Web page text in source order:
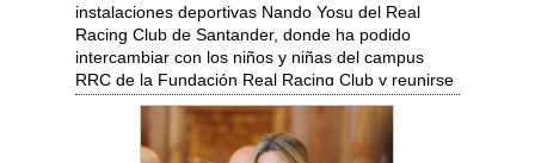
instalaciones deportivas Nando Yosu del Real
Racing Club de Santander, donde ha podido
intercambiar con los niños y niñas del campus
RRC de la Fundación Real Racing Club y reunirse
con el equipo directivo del club.